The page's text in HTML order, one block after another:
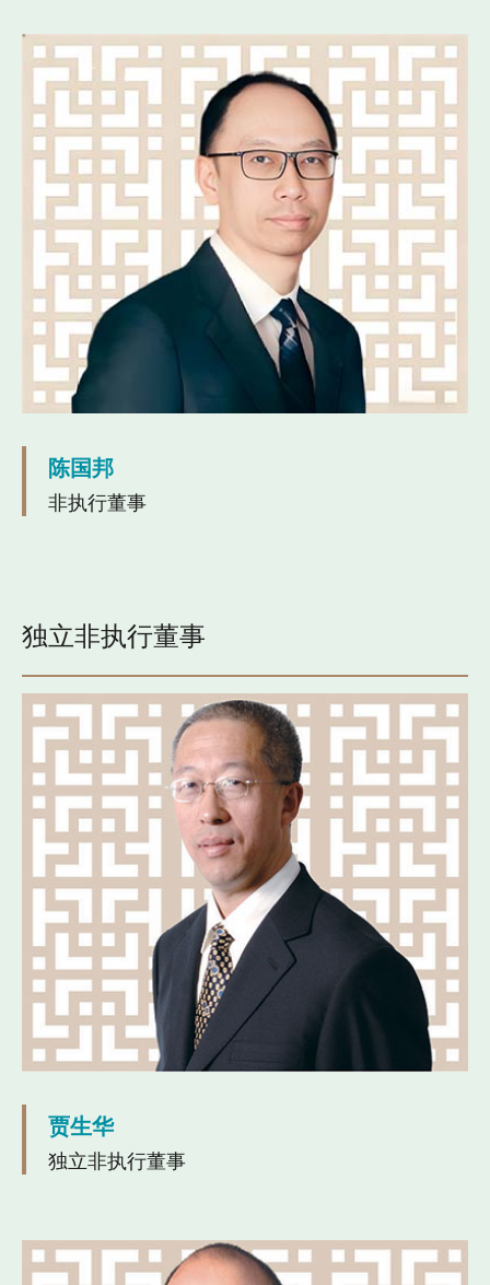
陈国邦
非执行董事
独立非执行董事
贾生华
独立非执行董事